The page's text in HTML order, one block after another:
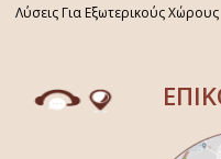
Λύσεις Για Εξωτερικούς Χώρους